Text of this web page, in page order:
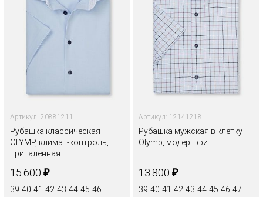
Артикул: 20881211
Рубашка классическая
OLYMP, климат-контроль,
приталенная
15.600 ₽
39 40 41 42 43 44 45 46
Артикул: 12141218
Рубашка мужская в клетку
Olymp, модерн фит
13.800 ₽
39 40 41 42 43 44 45 46 47